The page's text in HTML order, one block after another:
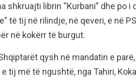
shkruajti librin “Kurbani” dhe po
të tij në rilindje, në qeveri, e në
në kokërr të burgut.
qysh në mandatin e
tij më të ngushtë, nga Tahiri,